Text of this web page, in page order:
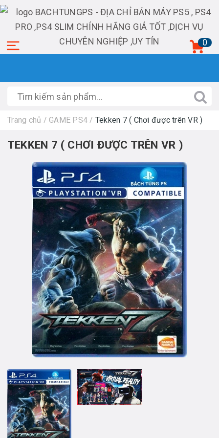
0
Trang chủ / GAME PS4 / Tekken 7 ( Chơi được trên VR )
TEKKEN 7 ( CHƠI ĐƯỢC TRÊN VR )